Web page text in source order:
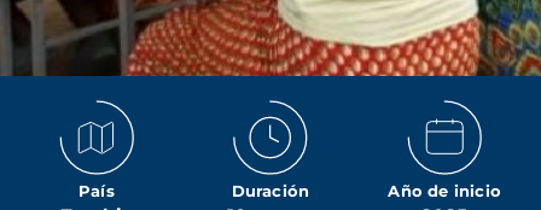
País Duración Año de inicio